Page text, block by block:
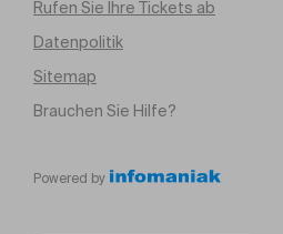
Rufen Sie Ihre Tickets ab
Datenpolitik
Sitemap
Brauchen Sie Hilfe?
Powered by